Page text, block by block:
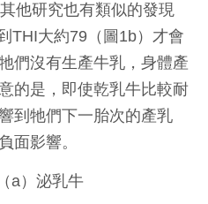
他研究也有類似的發現
THI大約79（圖1b）才會
們沒有生產牛乳，身體產
的是，即使乾乳牛比較耐
到牠們下一胎次的產乳
面影響。
a）泌乳牛